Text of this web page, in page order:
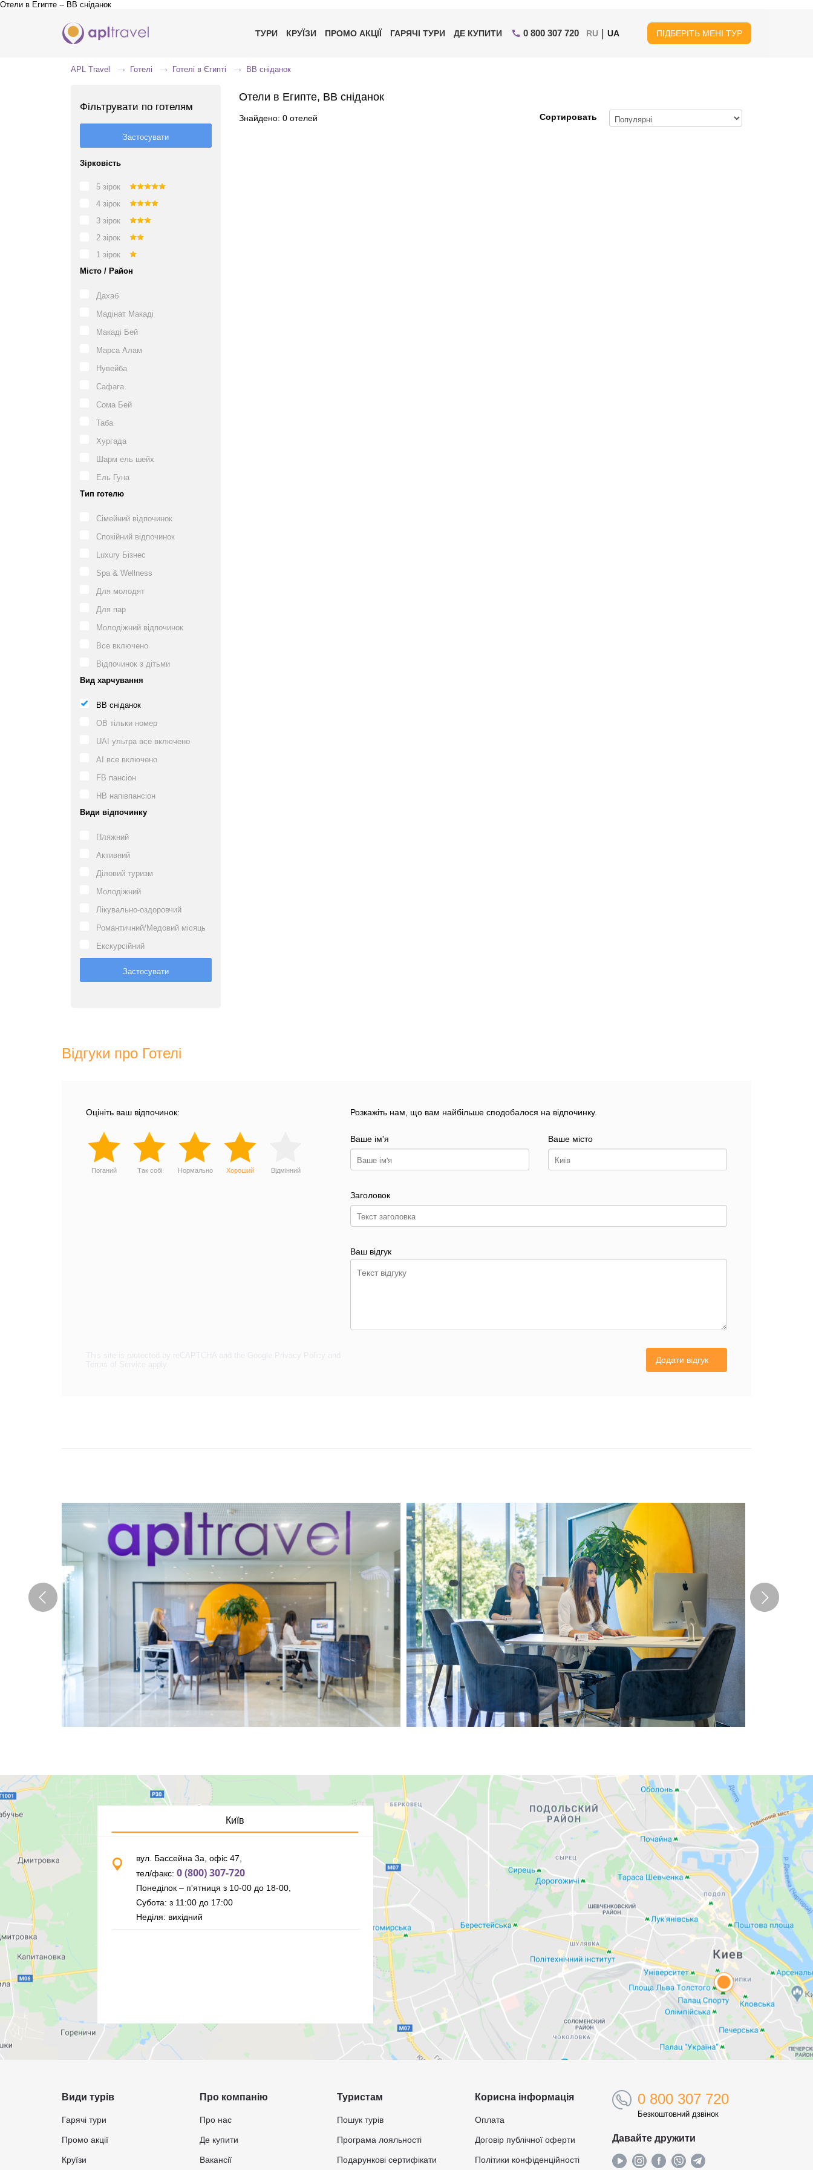
Отели в Египте -- BB сніданок
ТУРИ КРУЇЗИ ПРОМО АКЦІЇ ГАРЯЧІ ТУРИ ДЕ КУПИТИ 0 800 307 720 RU | UA ПІДБЕРІТЬ МЕНІ ТУР
APL Travel Готелі Готелі в Єгипті BB сніданок
Фільтрувати по готелям
Зірковість
5 зірок
4 зірок
3 зірок
2 зірок
1 зірок
Місто / Район
Дахаб
Мадінат Макаді
Макаді Бей
Марса Алам
Нувейба
Сафага
Сома Бей
Таба
Хургада
Шарм ель шейх
Ель Гуна
Тип готелю
Сімейний відпочинок
Спокійний відпочинок
Luxury Бізнес
Spa & Wellness
Для молодят
Для пар
Молодіжний відпочинок
Все включено
Відпочинок з дітьми
Вид харчування
BB сніданок
OB тільки номер
UAI ультра все включено
AI все включено
FB пансіон
HB напівпансіон
Види відпочинку
Пляжний
Активний
Діловий туризм
Молодіжний
Лікувально-оздоровчий
Романтичний/Медовий місяць
Екскурсійний
Отели в Египте, BB сніданок
Знайдено: 0 отелей Сортировать
Відгуки про Готелі
Оцініть ваш відпочинок:
Поганий Так собі Нормально Хороший Відмінний
Розкажіть нам, що вам найбільше сподобалося на відпочинку.
Ваше ім'я Ваше місто
Заголовок
Ваш відгук
Додати відгук
Київ
вул. Бассейна 3а, офіс 47,
тел/факс: 0 (800) 307-720
Понеділок – п'ятниця з 10-00 до 18-00,
Субота: з 11:00 до 17:00
Неділя: вихідний
Види турів
Гарячі тури
Промо акції
Круїзи
Про компанію
Про нас
Де купити
Вакансії
Туристам
Пошук турів
Програма лояльності
Подарункові сертифікати
Корисна інформація
Оплата
Договір публічної оферти
Політики конфіденційності
0 800 307 720
Безкоштовний дзвінок
Давайте дружити